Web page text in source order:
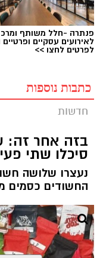
פנתרה -חלל משותף
לאירועים עסקיים ופרטיים
לפרטים לחצו >>
כתבות נוספות
חדשות
בזה אחר זה:
סיכלו שתי
החשודים כסמים